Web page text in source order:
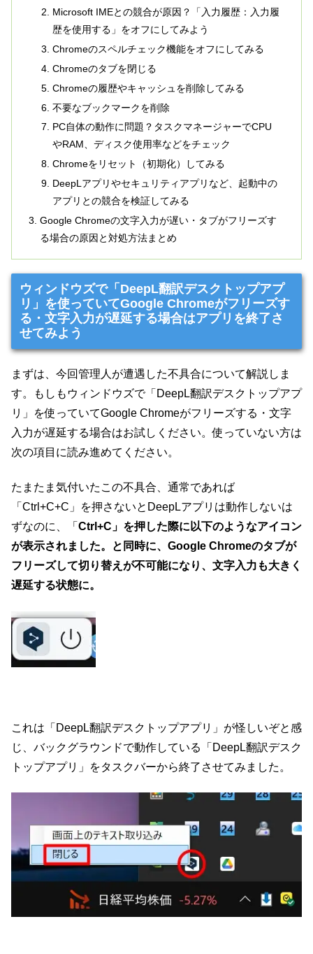
Microsoft IMEとの競合が原因？「入力履歴：入力履
歴を使用する」をオフにしてみよう
Chromeのスペルチェック機能をオフにしてみる
Chromeのタブを閉じる
Chromeの履歴やキャッシュを削除してみる
不要なブックマークを削除
PC自体の動作に問題？タスクマネージャーでCPU
やRAM、ディスク使用率などをチェック
Chromeをリセット（初期化）してみる
DeepLアプリやセキュリティアプリなど、起動中の
アプリとの競合を検証してみる
Google Chromeの文字入力が遅い・タブがフリーズす
る場合の原因と対処方法まとめ
ウィンドウズで「DeepL翻訳デスクトップアプ
リ」を使っていてGoogle Chromeがフリーズす
る・文字入力が遅延する場合はアプリを終了さ
せてみよう
まずは、今回管理人が遭遇した不具合について解説しま
す。もしもウィンドウズで「DeepL翻訳デスクトップアプ
リ」を使っていてGoogle Chromeがフリーズする・文字
入力が遅延する場合はお試しください。使っていない方は
次の項目に読み進めてください。
たまたま気付いたこの不具合、通常であれば
「Ctrl+C+C」を押さないとDeepLアプリは動作しないは
ずなのに、「 Ctrl+C」を押した際に以下のようなアイコン
が表示されました。と同時に、Google Chromeのタブが
フリーズして切り替えが不可能になり、文字入力も大きく
遅延する状態に。
これは「DeepL翻訳デスクトップアプリ」が怪しいぞと感
じ、バックグラウンドで動作している「DeepL翻訳デスク
トップアプリ」をタスクバーから終了させてみました。